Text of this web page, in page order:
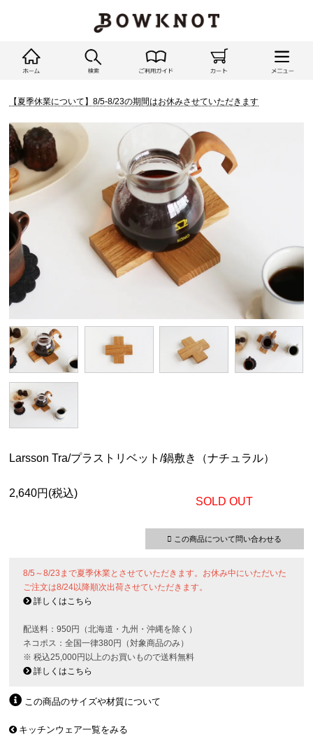
【夏季休業について】8/5-8/23の期間はお休みさせていただきます
Larsson Tra/プラストリベット/鍋敷き（ナチュラル）
2,640円(税込)
SOLD OUT
この商品について問い合わせる
8/5～8/23まで夏季休業とさせていただきます。お休み中にいただいた
ご注文は8/24以降順次出荷させていただきます。
詳しくはこちら
配送料：950円（北海道・九州・沖縄を除く）
ネコポス：全国一律380円（対象商品のみ）
※ 税込25,000円以上のお買いもので送料無料
詳しくはこちら
この商品のサイズや材質について
キッチンウェア一覧をみる